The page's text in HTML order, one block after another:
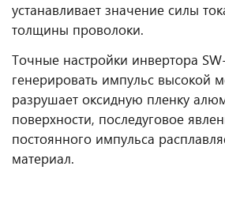
устанавливает значение силы
толщины проволоки.
Точные настройки инвертора
генерировать импульс высокой
разрушает оксидную пленку
поверхности, последуговое
постоянного импульса
материал.